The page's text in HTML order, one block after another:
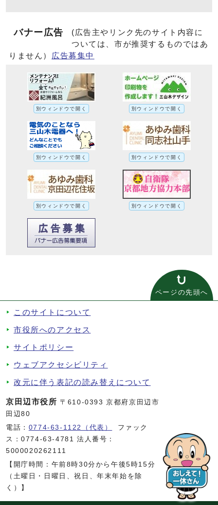
バナー広告
(広告主やリンク先のサイト内容に
ついては、市が推奨するものではあ
りません）
広告募集中
別ウィンドウで開く 別ウィンドウで開く
別ウィンドウで開く 別ウィンドウで開く
別ウィンドウで開く 別ウィンドウで開く
ページの先頭へ
このサイトについて
市役所へのアクセス
サイトポリシー
ウェブアクセシビリティ
改元に伴う表記の読み替えについて
京田辺市役所 〒610-0393 京都府京田辺市
田辺80
電話： 0774-63-1122（代表）
ファック
ス：0774-63-4781 法人番号：
5000020262111
【開庁時間：午前8時30分から午後5時15分
（土曜日・日曜日、祝日、年末年始を除
く）】